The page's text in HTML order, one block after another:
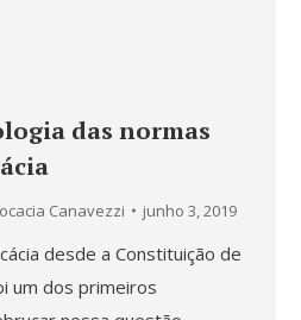
das normas
Canavezzi junho 3, 2019
desde a Constituição de
um dos primeiros